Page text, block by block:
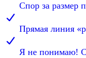
Спор за размер
Прямая линия
Я не понимаю!